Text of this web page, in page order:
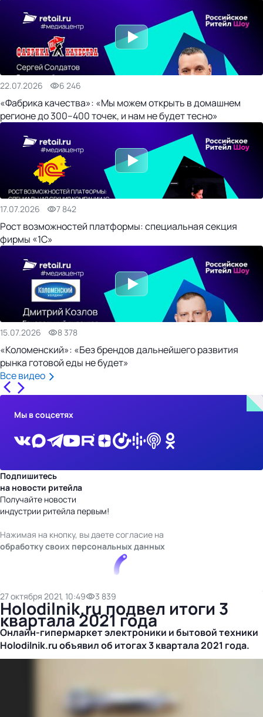
22.07.2026 6 246
«Фабрика качества»: «Мы можем открыть в домашнем
регионе до 300–400 точек, и нам не будет тесно»
17.07.2026 7 842
Рост возможностей платформы: специальная секция
фирмы «1С»
15.07.2026 8 378
«Коломенский»: «Без брендов дальнейшего развития
рынка готовой еды не будет»
Все видео
Мы в соцсетях
Подпишитесь
на новости ритейла
Получайте новости
индустрии ритейла первым!
Нажимая на кнопку, вы даете согласие на
обработку своих персональных данных
27 октября 2021, 10:49 3 839
Holodilnik.ru подвел итоги 3
квартала 2021 года
Онлайн-гипермаркетэлектроники и бытовой техники
Holodilnik.ru объявил об итогах 3 квартала 2021 года.